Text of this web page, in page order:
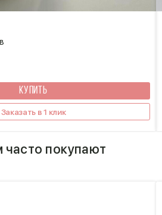
КУПИТЬ
Заказать в 1 клик
часто покупают